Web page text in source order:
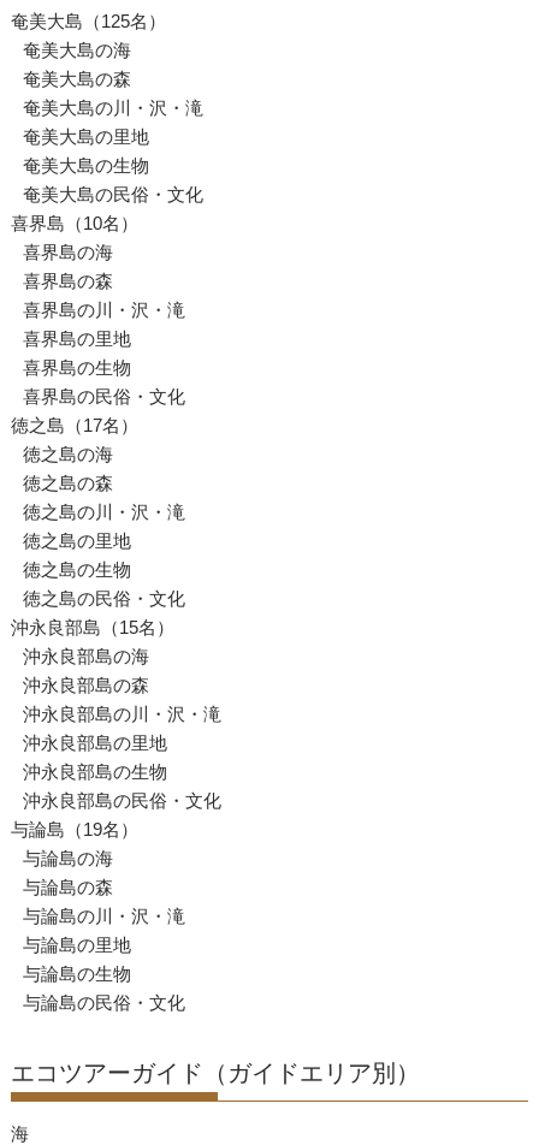
奄美大島（125名）
奄美大島の海
奄美大島の森
奄美大島の川・沢・滝
奄美大島の里地
奄美大島の生物
奄美大島の民俗・文化
喜界島（10名）
喜界島の海
喜界島の森
喜界島の川・沢・滝
喜界島の里地
喜界島の生物
喜界島の民俗・文化
徳之島（17名）
徳之島の海
徳之島の森
徳之島の川・沢・滝
徳之島の里地
徳之島の生物
徳之島の民俗・文化
沖永良部島（15名）
沖永良部島の海
沖永良部島の森
沖永良部島の川・沢・滝
沖永良部島の里地
沖永良部島の生物
沖永良部島の民俗・文化
与論島（19名）
与論島の海
与論島の森
与論島の川・沢・滝
与論島の里地
与論島の生物
与論島の民俗・文化
エコツアーガイド（ガイドエリア別）
海